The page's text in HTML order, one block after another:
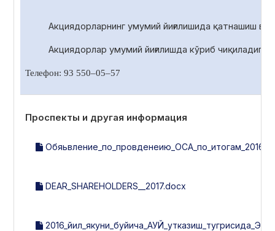
Акциядорларнинг умумий йиғилишида қатнашиш
Акциядорлар умумий йиғилишда кўриб
Телефон: 93 550–05–57
Проспекты и другая информация
DEAR_SHAREHOLDERS__2017.docx